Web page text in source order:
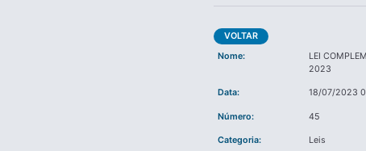
VOLTAR
Nome:
LEI
2023
Data: 18/07/2023
Número: 45
Categoria: Leis